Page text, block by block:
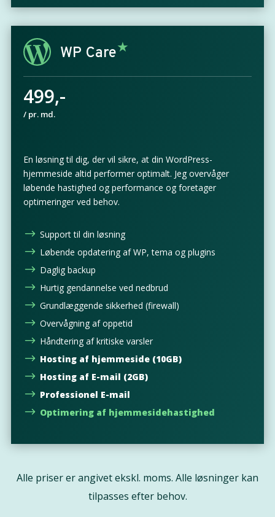
WP Care
499,-
/ pr. md.
En løsning til dig, der vil sikre, at din WordPress-
hjemmeside altid performer optimalt. Jeg overvåger
løbende hastighed og performance og foretager
optimeringer ved behov.
$ Support til din løsning
$ Løbende opdatering af WP, tema og plugins
$ Daglig backup
$ Hurtig gendannelse ved nedbrud
$ Grundlæggende sikkerhed (firewall)
$ Overvågning af oppetid
$ Håndtering af kritiske varsler
$ Hosting af hjemmeside (10GB)
$ Hosting af E-mail (2GB)
$ Professionel E-mail
$ Optimering af hjemmesidehastighed
Alle priser er angivet ekskl. moms. Alle løsninger kan
tilpasses efter behov.